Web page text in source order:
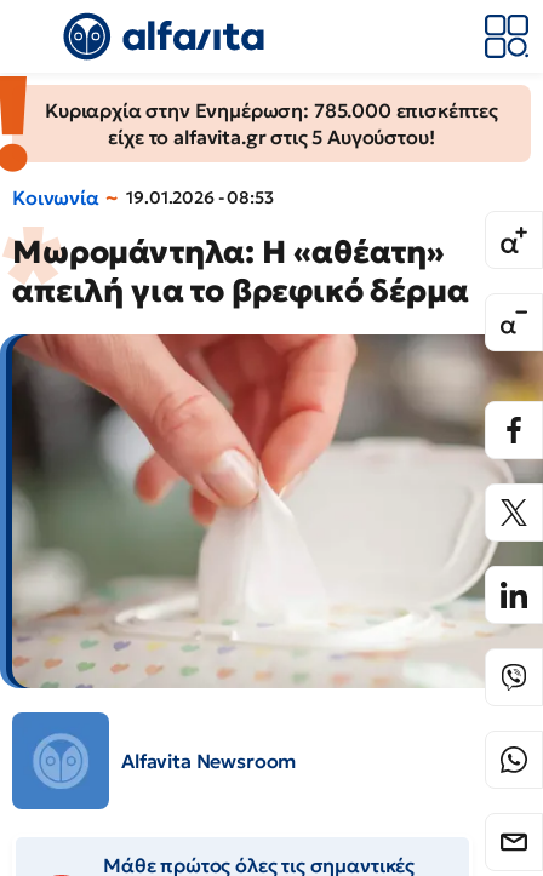
Κυριαρχία στην Ενημέρωση: 785.000 επισκέπτες
είχε το alfavita.gr στις 5 Αυγούστου!
Κοινωνία 19.01.2026 - 08:53
Μωρομάντηλα: Η «αθέατη»
απειλή για το βρεφικό δέρμα
Alfavita Newsroom
Μάθε πρώτος όλες τις σημαντικές